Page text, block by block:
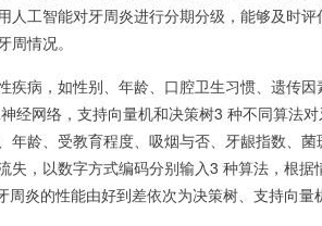
人工智能对牙周炎进行分期分级，能够及时
情况。
疾病，如性别、年龄、口腔卫生习惯、遗传
经网络，支持向量机和决策树3 种不同算法
年龄、受教育程度、吸烟与否、牙龈指数、
失，以数字方式编码分别输入3 种算法，根据
炎的性能由好到差依次为决策树、支持向量